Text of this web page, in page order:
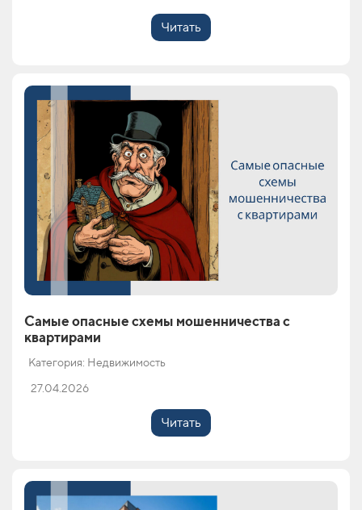
Читать
Самые опасные схемы мошенничества с
квартирами
Категория: Недвижимость
27.04.2026
Читать